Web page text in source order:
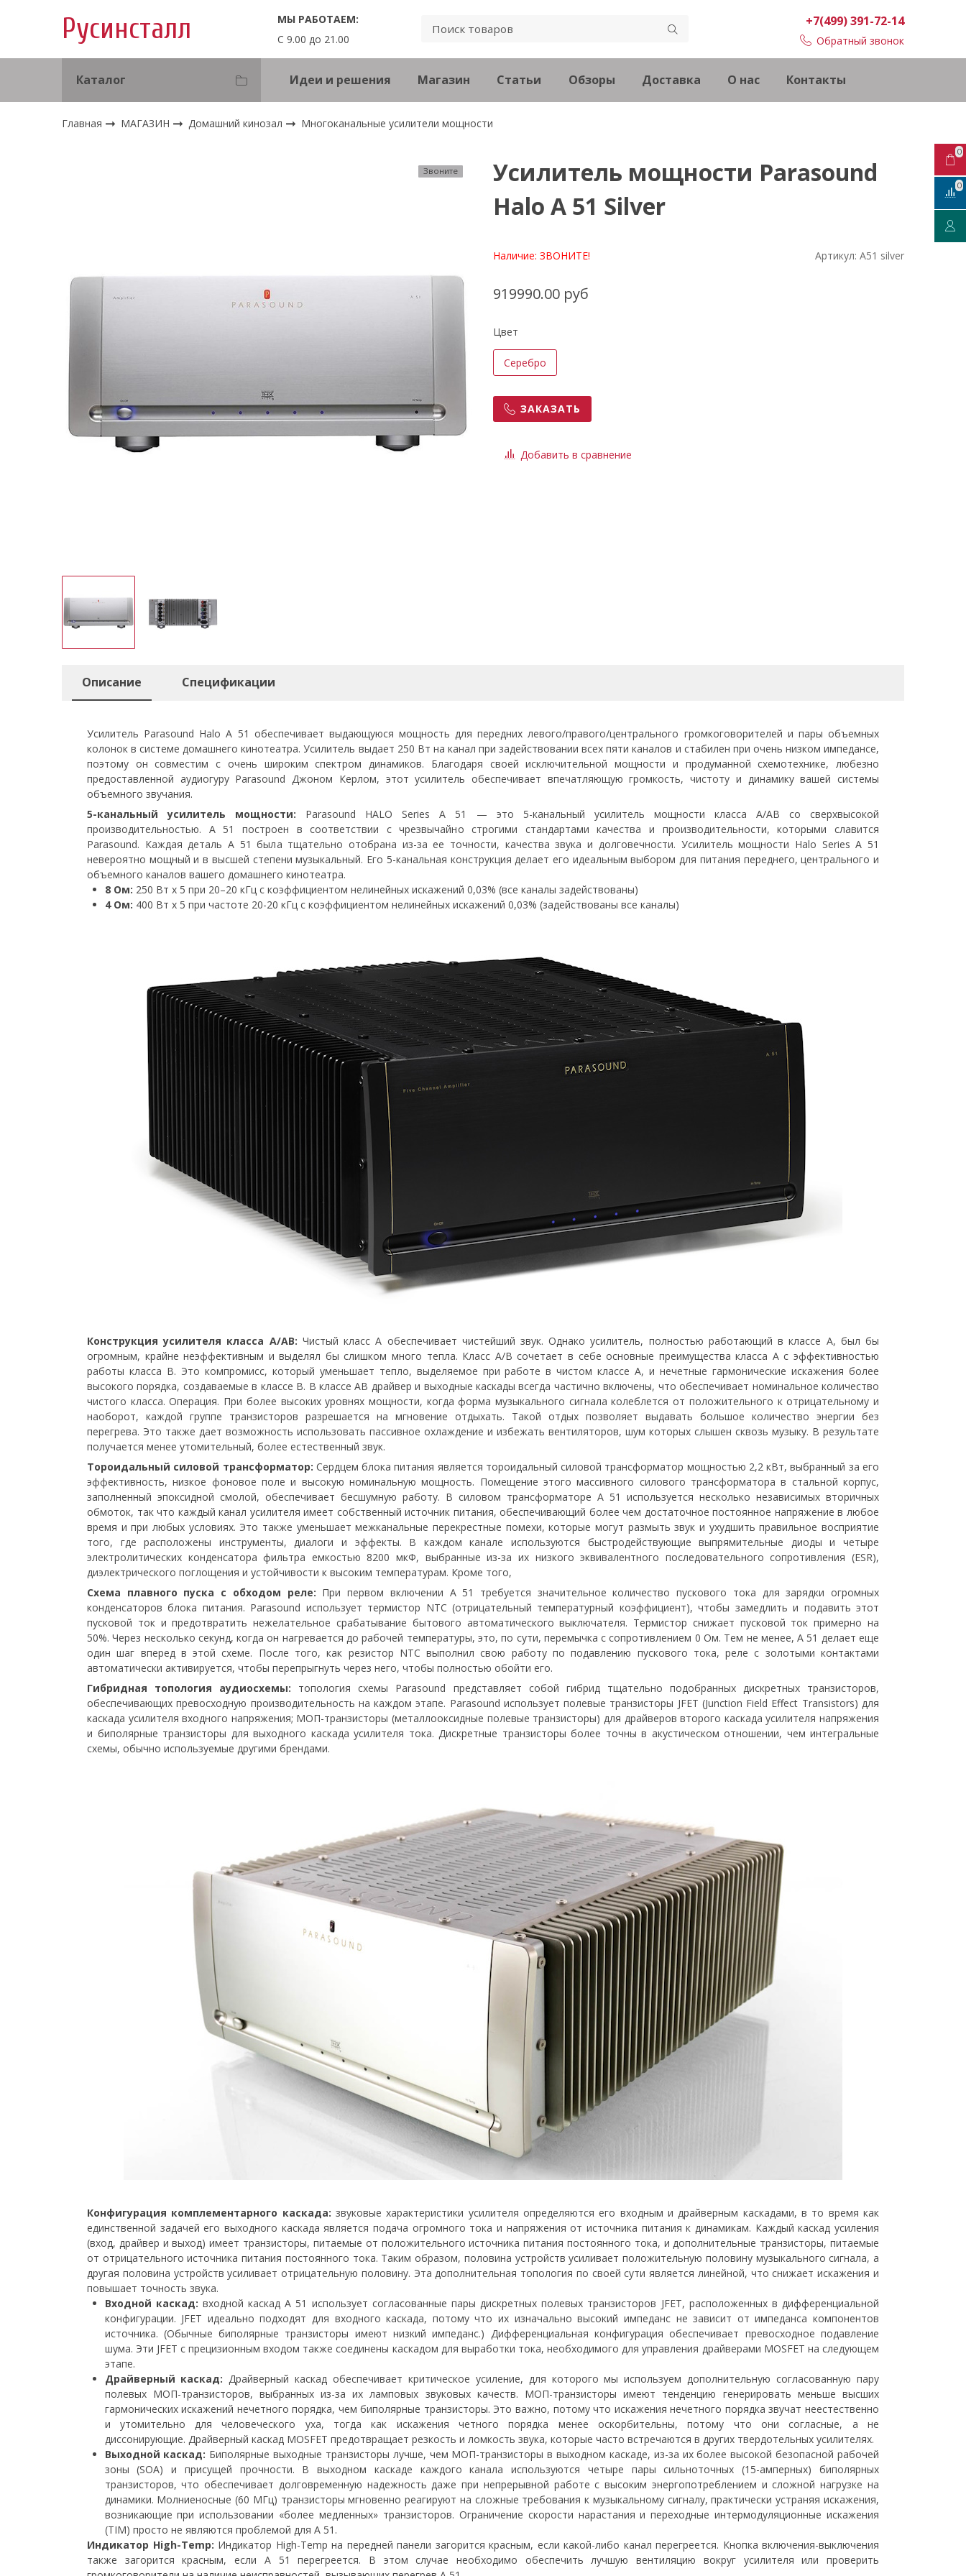
Русинсталл
МЫ РАБОТАЕМ:
С 9.00 до 21.00
+7(499) 391-72-14
Обратный звонок
Каталог Идеи и решения Магазин Статьи Обзоры Доставка О нас Контакты
Главная МАГАЗИН Домашний кинозал Многоканальные усилители мощности
Звоните
Усилитель мощности Parasound
Halo A 51 Silver
Наличие:ЗВОНИТЕ! Артикул: A51 silver
919990.00 руб
Цвет
Серебро
ЗАКАЗАТЬ
Добавить в сравнение
Описание Спецификации
Усилитель Parasound Halo A 51 обеспечивает выдающуюся мощность для передних левого/правого/центрального громкоговорителей и пары объемных
колонок в системе домашнего кинотеатра. Усилитель выдает 250 Вт на канал при задействовании всех пяти каналов и стабилен при очень низком импедансе,
поэтому он совместим с очень широким спектром динамиков. Благодаря своей исключительной мощности и продуманной схемотехнике, любезно
предоставленной аудиогуру Parasound Джоном Керлом, этот усилитель обеспечивает впечатляющую громкость, чистоту и динамику вашей системы
объемного звучания.
5-канальный усилитель мощности: Parasound HALO Series A 51 — это 5-канальный усилитель мощности класса A/AB со сверхвысокой
производительностью. A 51 построен в соответствии с чрезвычайно строгими стандартами качества и производительности, которыми славится
Parasound. Каждая деталь A 51 была тщательно отобрана из-за ее точности, качества звука и долговечности. Усилитель мощности Halo Series A 51
невероятно мощный и в высшей степени музыкальный. Его 5-канальная конструкция делает его идеальным выбором для питания переднего, центрального и
объемного каналов вашего домашнего кинотеатра.
8 Ом: 250 Вт x 5 при 20–20 кГц с коэффициентом нелинейных искажений 0,03% (все каналы задействованы)
4 Ом: 400 Вт x 5 при частоте 20-20 кГц с коэффициентом нелинейных искажений 0,03% (задействованы все каналы)
Конструкция усилителя класса A/AB: Чистый класс A обеспечивает чистейший звук. Однако усилитель, полностью работающий в классе А, был бы
огромным, крайне неэффективным и выделял бы слишком много тепла. Класс A/B сочетает в себе основные преимущества класса A с эффективностью
работы класса B. Это компромисс, который уменьшает тепло, выделяемое при работе в чистом классе A, и нечетные гармонические искажения более
высокого порядка, создаваемые в классе B. В классе AB драйвер и выходные каскады всегда частично включены, что обеспечивает номинальное количество
чистого класса. Операция. При более высоких уровнях мощности, когда форма музыкального сигнала колеблется от положительного к отрицательному и
наоборот, каждой группе транзисторов разрешается на мгновение отдыхать. Такой отдых позволяет выдавать большое количество энергии без
перегрева. Это также дает возможность использовать пассивное охлаждение и избежать вентиляторов, шум которых слышен сквозь музыку. В результате
получается менее утомительный, более естественный звук.
Тороидальный силовой трансформатор: Сердцем блока питания является тороидальный силовой трансформатор мощностью 2,2 кВт, выбранный за его
эффективность, низкое фоновое поле и высокую номинальную мощность. Помещение этого массивного силового трансформатора в стальной корпус,
заполненный эпоксидной смолой, обеспечивает бесшумную работу. В силовом трансформаторе A 51 используется несколько независимых вторичных
обмоток, так что каждый канал усилителя имеет собственный источник питания, обеспечивающий более чем достаточное постоянное напряжение в любое
время и при любых условиях. Это также уменьшает межканальные перекрестные помехи, которые могут размыть звук и ухудшить правильное восприятие
того, где расположены инструменты, диалоги и эффекты. В каждом канале используются быстродействующие выпрямительные диоды и четыре
электролитических конденсатора фильтра емкостью 8200 мкФ, выбранные из-за их низкого эквивалентного последовательного сопротивления (ESR),
диэлектрического поглощения и устойчивости к высоким температурам. Кроме того,
Схема плавного пуска с обходом реле: При первом включении A 51 требуется значительное количество пускового тока для зарядки огромных
конденсаторов блока питания. Parasound использует термистор NTC (отрицательный температурный коэффициент), чтобы замедлить и подавить этот
пусковой ток и предотвратить нежелательное срабатывание бытового автоматического выключателя. Термистор снижает пусковой ток примерно на
50%. Через несколько секунд, когда он нагревается до рабочей температуры, это, по сути, перемычка с сопротивлением 0 Ом. Тем не менее, A 51 делает еще
один шаг вперед в этой схеме. После того, как резистор NTC выполнил свою работу по подавлению пускового тока, реле с золотыми контактами
автоматически активируется, чтобы перепрыгнуть через него, чтобы полностью обойти его.
Гибридная топология аудиосхемы: топология схемы Parasound представляет собой гибрид тщательно подобранных дискретных транзисторов,
обеспечивающих превосходную производительность на каждом этапе. Parasound использует полевые транзисторы JFET (Junction Field Effect Transistors) для
каскада усилителя входного напряжения; МОП-транзисторы (металлооксидные полевые транзисторы) для драйверов второго каскада усилителя напряжения
и биполярные транзисторы для выходного каскада усилителя тока. Дискретные транзисторы более точны в акустическом отношении, чем интегральные
схемы, обычно используемые другими брендами.
Конфигурация комплементарного каскада: звуковые характеристики усилителя определяются его входным и драйверным каскадами, в то время как
единственной задачей его выходного каскада является подача огромного тока и напряжения от источника питания к динамикам. Каждый каскад усиления
(вход, драйвер и выход) имеет транзисторы, питаемые от положительного источника питания постоянного тока, и дополнительные транзисторы, питаемые
от отрицательного источника питания постоянного тока. Таким образом, половина устройств усиливает положительную половину музыкального сигнала, а
другая половина устройств усиливает отрицательную половину. Эта дополнительная топология по своей сути является линейной, что снижает искажения и
повышает точность звука.
Входной каскад: входной каскад A 51 использует согласованные пары дискретных полевых транзисторов JFET, расположенных в дифференциальной
конфигурации. JFET идеально подходят для входного каскада, потому что их изначально высокий импеданс не зависит от импеданса компонентов
источника. (Обычные биполярные транзисторы имеют низкий импеданс.) Дифференциальная конфигурация обеспечивает превосходное подавление
шума. Эти JFET с прецизионным входом также соединены каскадом для выработки тока, необходимого для управления драйверами MOSFET на следующем
этапе.
Драйверный каскад:Драйверный каскад обеспечивает критическое усиление, для которого мы используем дополнительную согласованную пару
полевых МОП-транзисторов, выбранных из-за их ламповых звуковых качеств. МОП-транзисторы имеют тенденцию генерировать меньше высших
гармонических искажений нечетного порядка, чем биполярные транзисторы. Это важно, потому что искажения нечетного порядка звучат неестественно
и утомительно для человеческого уха, тогда как искажения четного порядка менее оскорбительны, потому что они согласные, а не
диссонирующие. Драйверный каскад MOSFET предотвращает резкость и ломкость звука, которые часто встречаются в других твердотельных усилителях.
Выходной каскад: Биполярные выходные транзисторы лучше, чем МОП-транзисторы в выходном каскаде, из-за их более высокой безопасной рабочей
зоны (SOA) и присущей прочности. В выходном каскаде каждого канала используются четыре пары сильноточных (15-амперных) биполярных
транзисторов, что обеспечивает долговременную надежность даже при непрерывной работе с высоким энергопотреблением и сложной нагрузке на
динамики. Молниеносные (60 МГц) транзисторы мгновенно реагируют на сложные требования к музыкальному сигналу, практически устраняя искажения,
возникающие при использовании «более медленных» транзисторов. Ограничение скорости нарастания и переходные интермодуляционные искажения
(TIM) просто не являются проблемой для A 51.
Индикатор High-Temp: Индикатор High-Temp на передней панели загорится красным, если какой-либо канал перегреется. Кнопка включения-выключения
также загорится красным, если A 51 перегреется. В этом случае необходимо обеспечить лучшую вентиляцию вокруг усилителя или проверить
0
0